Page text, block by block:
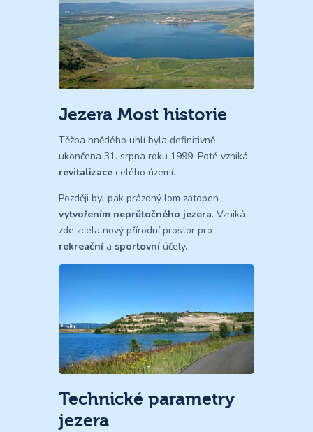
Jezera Most historie
Těžba hnědého uhlí byla definitivně
ukončena 31. srpna roku 1999. Poté vzniká
revitalizace celého území.
Později byl pak prázdný lom zatopen
vytvořením neprůtočného jezera. Vzniká
zde zcela nový přírodní prostor pro
rekreační a sportovní účely.
Technické parametry
jezera